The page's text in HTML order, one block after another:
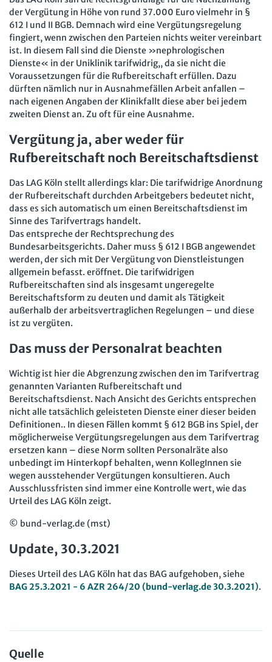
der Vergütung in Höhe von rund 37.000 Euro vielmehr in §
612 I und II BGB. Demnach wird eine Vergütungsregelung
fingiert, wenn zwischen den Parteien nichts weiter vereinbart
ist. In diesem Fall sind die Dienste »nephrologischen
Dienste« in der Uniklinik tarifwidrig,, da sie nicht die
Voraussetzungen für die Rufbereitschaft erfüllen. Dazu
dürften nämlich nur in Ausnahmefällen Arbeit anfallen –
nach eigenen Angaben der Klinikfallt diese aber bei jedem
zweiten Dienst an. Zu oft für eine Ausnahme.
Vergütung ja, aber weder für
Rufbereitschaft noch Bereitschaftsdienst
Das LAG Köln stellt allerdings klar: Die tarifwidrige Anordnung
der Rufbereitschaft durchden Arbeitgebers bedeutet nicht,
dass es sich automatisch um einen Bereitschaftsdienst im
Sinne des Tarifvertrags handelt.
Das entspreche der Rechtsprechung des
Bundesarbeitsgerichts. Daher muss § 612 I BGB angewendet
werden, der sich mit Der Vergütung von Dienstleistungen
allgemein befasst. eröffnet. Die tarifwidrigen
Rufbereitschaften sind als insgesamt ungeregelte
Bereitschaftsform zu deuten und damit als Tätigkeit
außerhalb der arbeitsvertraglichen Regelungen – und diese
ist zu vergüten.
Das muss der Personalrat beachten
Wichtig ist hier die Abgrenzung zwischen den im Tarifvertrag
genannten Varianten Rufbereitschaft und
Bereitschaftsdienst. Nach Ansicht des Gerichts entsprechen
nicht alle tatsächlich geleisteten Dienste einer dieser beiden
Definitionen.. In diesen Fällen kommt § 612 BGB ins Spiel, der
möglicherweise Vergütungsregelungen aus dem Tarifvertrag
ersetzen kann – diese Norm sollten Personalräte also
unbedingt im Hinterkopf behalten, wenn KollegInnen sie
wegen ausstehender Vergütungen konsultieren. Auch
Ausschlussfristen sind immer eine Kontrolle wert, wie das
Urteil des LAG Köln zeigt.
© bund-verlag.de (mst)
Update, 30.3.2021
Dieses Urteil des LAG Köln hat das BAG aufgehoben, siehe
BAG 25.3.2021 - 6 AZR 264/20 (bund-verlag.de 30.3.2021).
Quelle